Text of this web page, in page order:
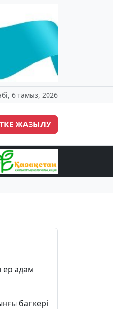
6 тамыз, 2026
ЖАЗЫЛУ
ер адам
бапкері